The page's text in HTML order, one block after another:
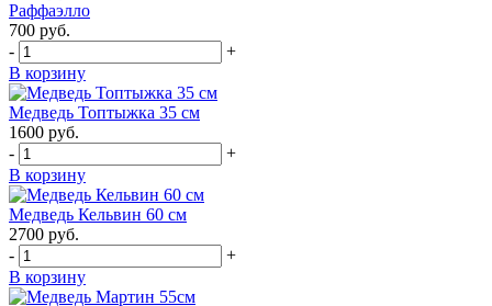
Раффаэлло
700 руб.
-
+
В корзину
Медведь Топтыжка 35 см
1600 руб.
-
+
В корзину
Медведь Кельвин 60 см
2700 руб.
-
+
В корзину